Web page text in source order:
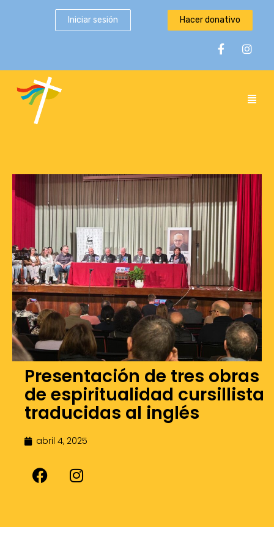
Iniciar sesión Hacer donativo
Presentación de tres obras
de espiritualidad cursillista
traducidas al inglés
abril 4, 2025